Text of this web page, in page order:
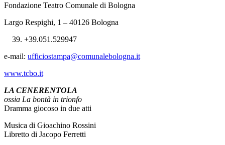
Fondazione Teatro Comunale di Bologna
Largo Respighi, 1 – 40126 Bologna
+39.051.529947
e-mail: ufficiostampa@comunalebologna.it
www.tcbo.it
LA CENERENTOLA
ossia La bontà in trionfo
Dramma giocoso in due atti
Musica di Gioachino Rossini
Libretto di Jacopo Ferretti